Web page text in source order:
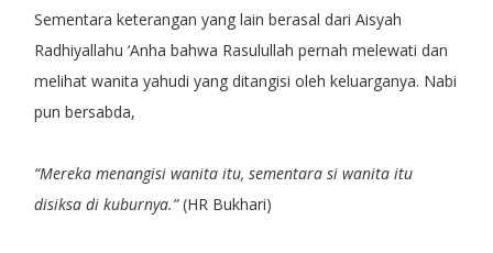
Sementara keterangan yang lain berasal dari Aisyah
Radhiyallahu ‘Anha bahwa Rasulullah pernah melewati dan
melihat wanita yahudi yang ditangisi oleh keluarganya. Nabi
pun bersabda,
“Mereka menangisi wanita itu, sementara si wanita itu
disiksa di kuburnya.”(HR Bukhari)